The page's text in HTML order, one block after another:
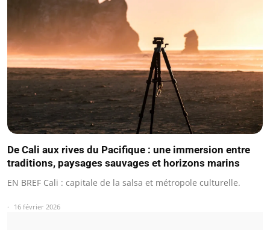
De Cali aux rives du Pacifique : une immersion entre
traditions, paysages sauvages et horizons marins
EN BREF Cali : capitale de la salsa et métropole culturelle.
16 février 2026